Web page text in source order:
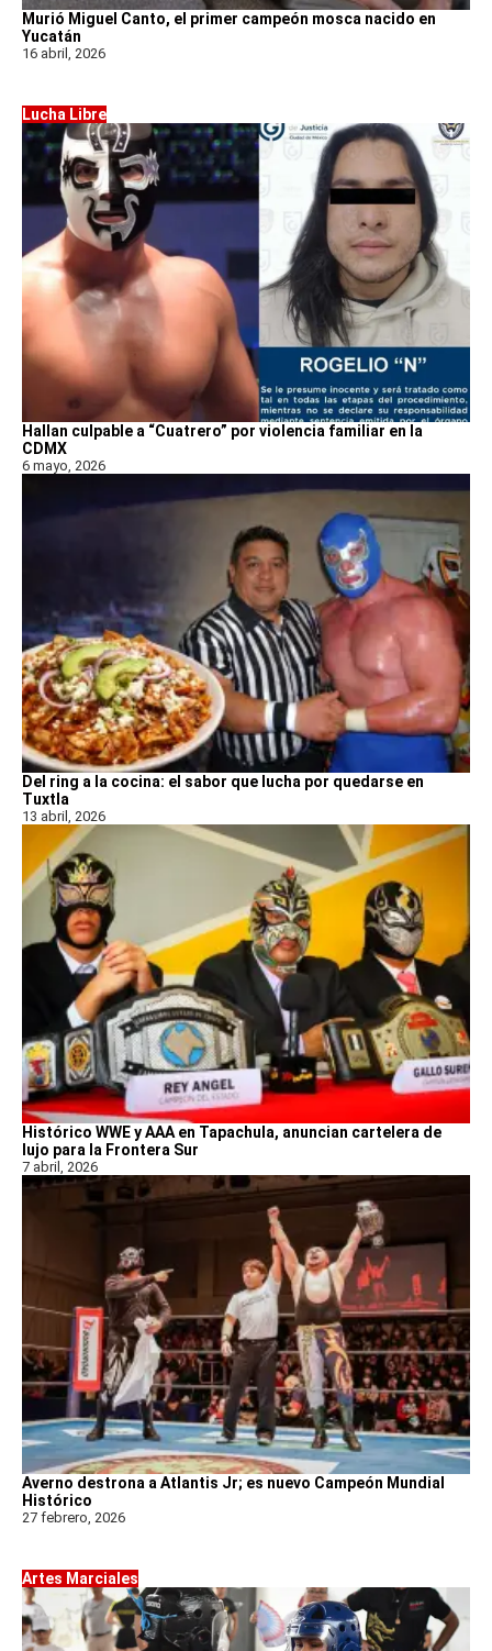
Murió Miguel Canto, el primer campeón mosca nacido en
Yucatán
16 abril, 2026
Lucha Libre
Hallan culpable a “Cuatrero” por violencia familiar en la
CDMX
6 mayo, 2026
Del ring a la cocina: el sabor que lucha por quedarse en
Tuxtla
13 abril, 2026
Histórico WWE y AAA en Tapachula, anuncian cartelera de
lujo para la Frontera Sur
7 abril, 2026
Averno destrona a Atlantis Jr; es nuevo Campeón Mundial
Histórico
27 febrero, 2026
Artes Marciales